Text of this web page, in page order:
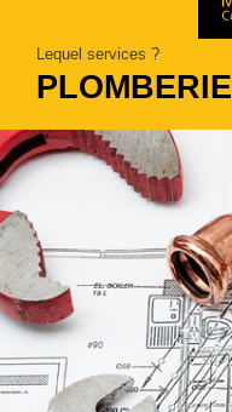
Lequel services ?
PLOMBERIE